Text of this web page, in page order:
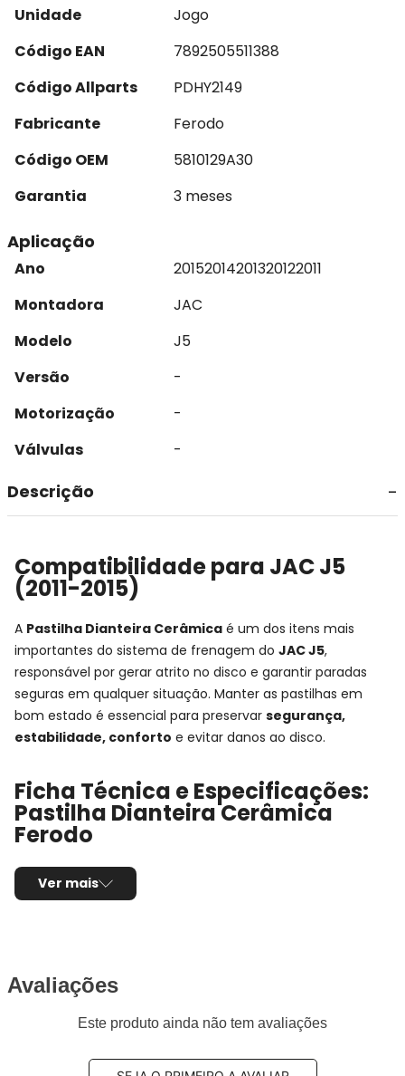
Unidade
Jogo
Código EAN
7892505511388
Código Allparts
PDHY2149
Fabricante
Ferodo
Código OEM
5810129A30
Garantia
3 meses
Aplicação
Ano 20152014201320122011
Montadora
JAC
Modelo
J5
Versão
-
Motorização
-
Válvulas
-
Descrição
Compatibilidade para JAC J5
(2011-2015)
A Pastilha Dianteira Cerâmica é um dos itens mais
importantes do sistema de frenagem do JAC J5,
responsável por gerar atrito no disco e garantir paradas
seguras em qualquer situação. Manter as pastilhas em
bom estado é essencial para preservar segurança,
estabilidade, conforto e evitar danos ao disco.
Ficha Técnica e Especificações:
Pastilha Dianteira Cerâmica
Ferodo
Montadora:
Modelo:J5
Tipo de produto:
Composto da pastilha:Cerâmica
Comprimento: 138,00mm
Ver mais
Avaliações
Este produto ainda não tem avaliações